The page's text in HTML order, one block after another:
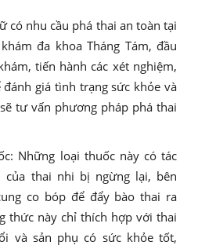
có nhu cầu phá thai an toàn tại
đa khoa Tháng Tám, đầu
tiến hành các xét nghiệm,
giá tình trạng sức khỏe và
tư vấn phương pháp phá thai
Những loại thuốc này có tác
thai nhi bị ngừng lại, bên
co bóp để đẩy bào thai ra
thức này chỉ thích hợp với thai
và sản phụ có sức khỏe tốt,